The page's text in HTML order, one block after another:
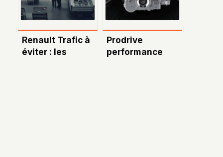
Renault Trafic à
éviter : les
Prodrive
performance